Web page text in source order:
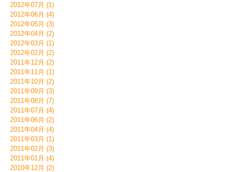
2012年07月 (1)
2012年06月 (4)
2012年05月 (3)
2012年04月 (2)
2012年03月 (1)
2012年02月 (2)
2011年12月 (2)
2011年11月 (1)
2011年10月 (2)
2011年09月 (3)
2011年08月 (7)
2011年07月 (4)
2011年06月 (2)
2011年04月 (4)
2011年03月 (1)
2011年02月 (3)
2011年01月 (4)
2010年12月 (2)